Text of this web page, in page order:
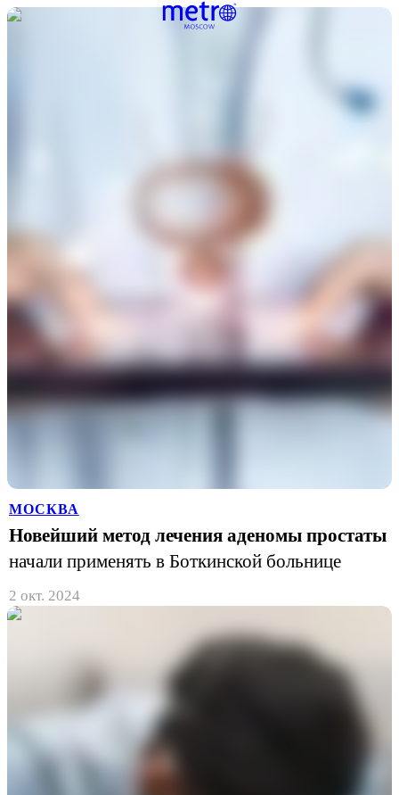
МОСКВА
Новейший метод лечения аденомы простаты
начали применять в Боткинской больнице
2 окт. 2024